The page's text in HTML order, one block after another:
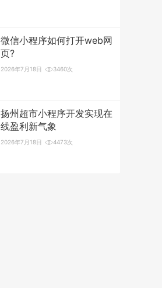
微信小程序如何打开web网
页?
2026年7月18日 3460次
扬州超市小程序开发实现在
线盈利新气象
2026年7月18日 4473次